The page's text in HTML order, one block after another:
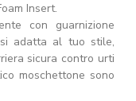
Insert.
con guarnizione
adatta al tuo stile,
sicura contro urti
moschettone sono